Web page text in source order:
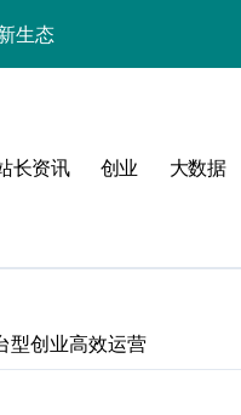
架构
实践解构
新实践
新范式
新范式
长资讯 创业 大数据
型创业高效运营